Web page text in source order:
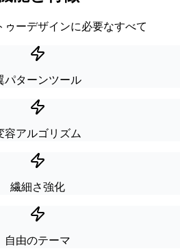
ゥーデザインに必要なすべて
パターンツール
容アルゴリズム
繊細さ強化
自由のテーマ